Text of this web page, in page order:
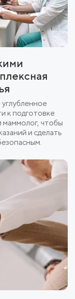
к подготовке
маммолог, чтобы
и сделать